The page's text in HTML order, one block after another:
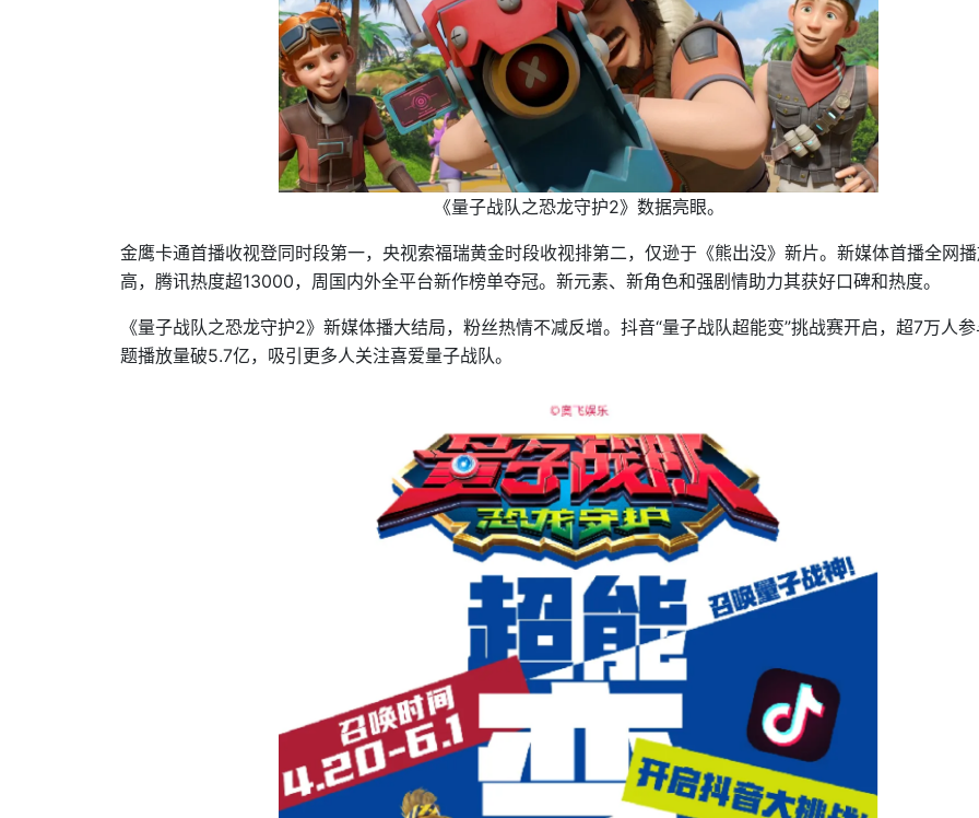
《量子战队之恐龙守护2》数据亮眼。
金鹰卡通首播收视登同时段第一，央视索福瑞黄金时段收视排第二，仅逊于《熊出没》新片。新媒体首播全网
高，腾讯热度超13000，周国内外全平台新作榜单夺冠。新元素、新角色和强剧情助力其获好口碑和热度。
《量子战队之恐龙守护2》新媒体播大结局，粉丝热情不减反增。抖音“量子战队超能变”挑战赛开启，超7万人
题播放量破5.7亿，吸引更多人关注喜爱量子战队。